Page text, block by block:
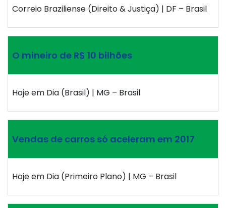
Correio Braziliense (Direito & Justiça) | DF – Brasil
O mineiro de R$ 10 bilhões
Hoje em Dia (Brasil) | MG – Brasil
Vendas de carros só aceleram em 2017
Hoje em Dia (Primeiro Plano) | MG – Brasil